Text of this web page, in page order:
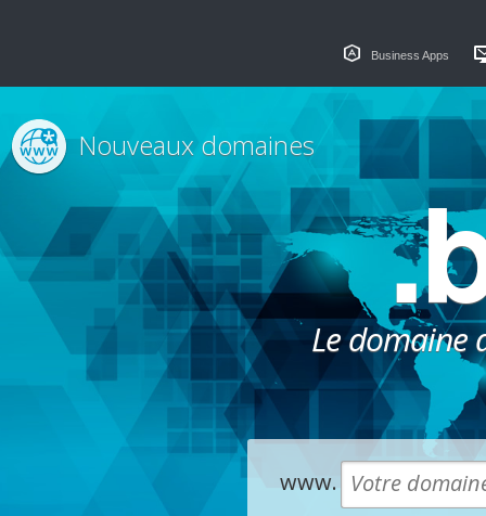
Business Apps
Le domaine
Nouveaux domaines
www.